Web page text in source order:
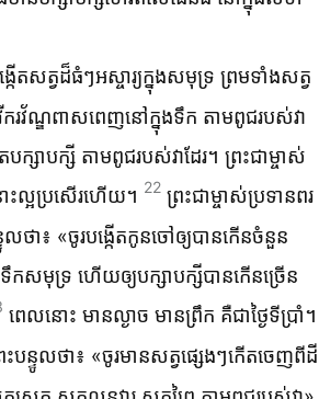
កើត​សត្វ​ដ៏​ធំៗ​អស្ចារ្យ​ក្នុង​សមុទ្រ ព្រម​ទាំង​សត្វ​
ក‌រវ័ណ្ឌ​ពាស‌ពេញ​នៅ​ក្នុង​ទឹក តាម​ពូជ​របស់​វា
ក្សា‌បក្សី តាម​ពូជ​របស់​វា​ដែរ។ ព្រះ‌ជាម្ចាស់​
ល្អ​ប្រសើរ​ហើយ។ 22 ព្រះ‌ជាម្ចាស់​ប្រទាន​ពរ​
ថា៖ «ចូរ​បង្កើត​កូន​ចៅ​ឲ្យ​បាន​កើន​ចំនួន​
ក​សមុទ្រ ហើយ​ឲ្យ​បក្សា‌បក្សី​បាន​កើន​ច្រើន​
ពេល​នោះ មាន​ល្ងាច មាន​ព្រឹក គឺ​ជា​ថ្ងៃ​ទី​ប្រាំ។
ះ‌បន្ទូល​ថា៖ «ចូរ​មាន​សត្វ​ផ្សេងៗ​កើត​ចេញ​ពី​ដី​